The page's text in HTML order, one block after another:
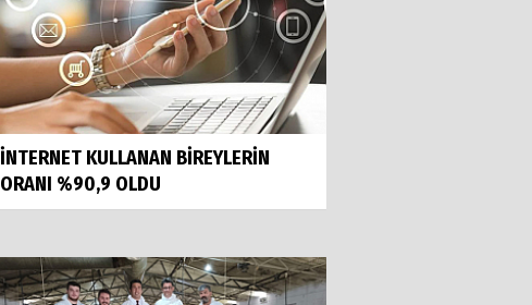
İNTERNET KULLANAN BİREYLERİN
ORANI %90,9 OLDU